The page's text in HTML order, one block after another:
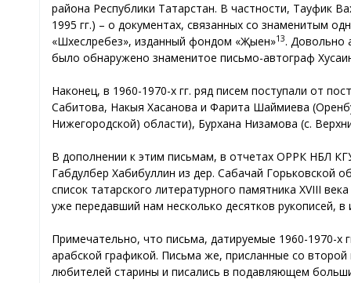
района Республики Татарстан. В частности, Тауфик
1995 гг.) – о документах, связанных со знаменитым
«Шәхесләребез», изданный фондом «Җыен»13. Довольно
было обнаружено знаменитое письмо-автограф
Наконец, в 1960-1970-х гг. ряд писем поступали от
Сабитова, Накыя Хасанова и Фарита Шаймиева
Нижегородской) области), Бурхана Низамова (с.
В дополнении к этим письмам, в отчетах ОРРК НБЛ
Габдулбер Хабибуллин из дер. Сабачай Горьковской
список татарского литературного памятника XVIII
уже передавший нам несколько десятков рукописей,
Примечательно, что письма, датируемые 1960-1970-х
арабской графикой. Письма же, присланные со второй
любителей старины и писались в подавляющем